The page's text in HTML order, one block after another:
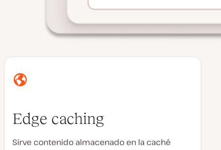
Edge caching
Sirve contenido almacenado en la caché